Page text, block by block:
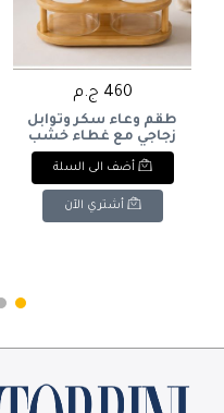
460 ج.م
طقم وعاء سكر وتوابل
زجاجي مع غطاء خشب
بفتحة ملعقة وحامل
خشبي بيضاوي (3 قطع). &
: 3-Piece Glass
Seasoning/Sugar Bowl Set
with Notched Wooden
أضف الى السلة
أشتري الآن